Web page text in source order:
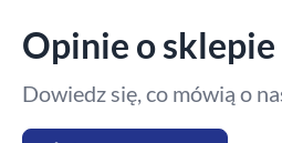
Opinie o sklepie
Dowiedz się, co mówią o